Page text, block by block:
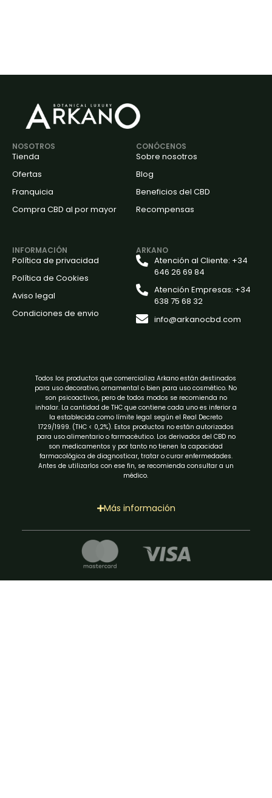
NOSOTROS
Tienda
Ofertas
Franquicia
Compra CBD al por mayor
CONÓCENOS
Sobre nosotros
Blog
Beneficios del CBD
Recompensas
INFORMACIÓN
Política de privacidad
Política de Cookies
Aviso legal
Condiciones de envio
ARKANO
Atención al Cliente: +34
646 26 69 84
Atención Empresas: +34
638 75 68 32
info@arkanocbd.com
Todos los productos que comercializa Arkano están destinados
para uso decorativo, ornamental o bien para uso cosmético. No
son psicoactivos, pero de todos modos se recomienda no
inhalar. La cantidad de THC que contiene cada uno es inferior a
la establecida como límite legal según el Real Decreto
1729/1999. (THC < 0,2%). Estos productos no están autorizados
para uso alimentario o farmacéutico. Los derivados del CBD no
son medicamentos y por tanto no tienen la capacidad
farmacológica de diagnosticar, tratar o curar enfermedades.
Antes de utilizarlos con ese fin, se recomienda consultar a un
médico.
Más información